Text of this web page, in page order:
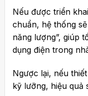
Nếu được triển khai
chuẩn, hệ thống
năng lượng”, giúp
dụng điện trong
Ngược lại, nếu
kỹ lưỡng, hiệu quả